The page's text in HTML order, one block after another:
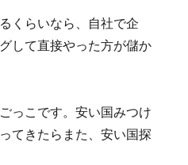
くらいなら、自社で企
して直接やった方が儲か
っこです。安い国みつけ
てきたらまた、安い国探